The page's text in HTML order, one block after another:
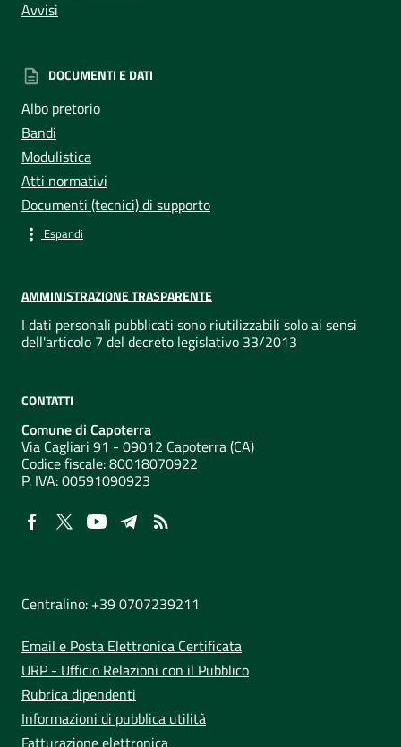
Avvisi
DOCUMENTI E DATI
Albo pretorio
Bandi
Modulistica
Atti normativi
Documenti (tecnici) di supporto
Espandi
AMMINISTRAZIONE TRASPARENTE
I dati personali pubblicati sono riutilizzabili solo ai sensi
dell'articolo 7 del decreto legislativo 33/2013
CONTATTI
Comune di Capoterra
Via Cagliari 91 - 09012 Capoterra (CA)
Codice fiscale: 80018070922
P. IVA:00591090923
Centralino: +39 0707239211
Email e Posta Elettronica Certificata
URP - Ufficio Relazioni con il Pubblico
Rubrica dipendenti
Informazioni di pubblica utilità
Fatturazione elettronica